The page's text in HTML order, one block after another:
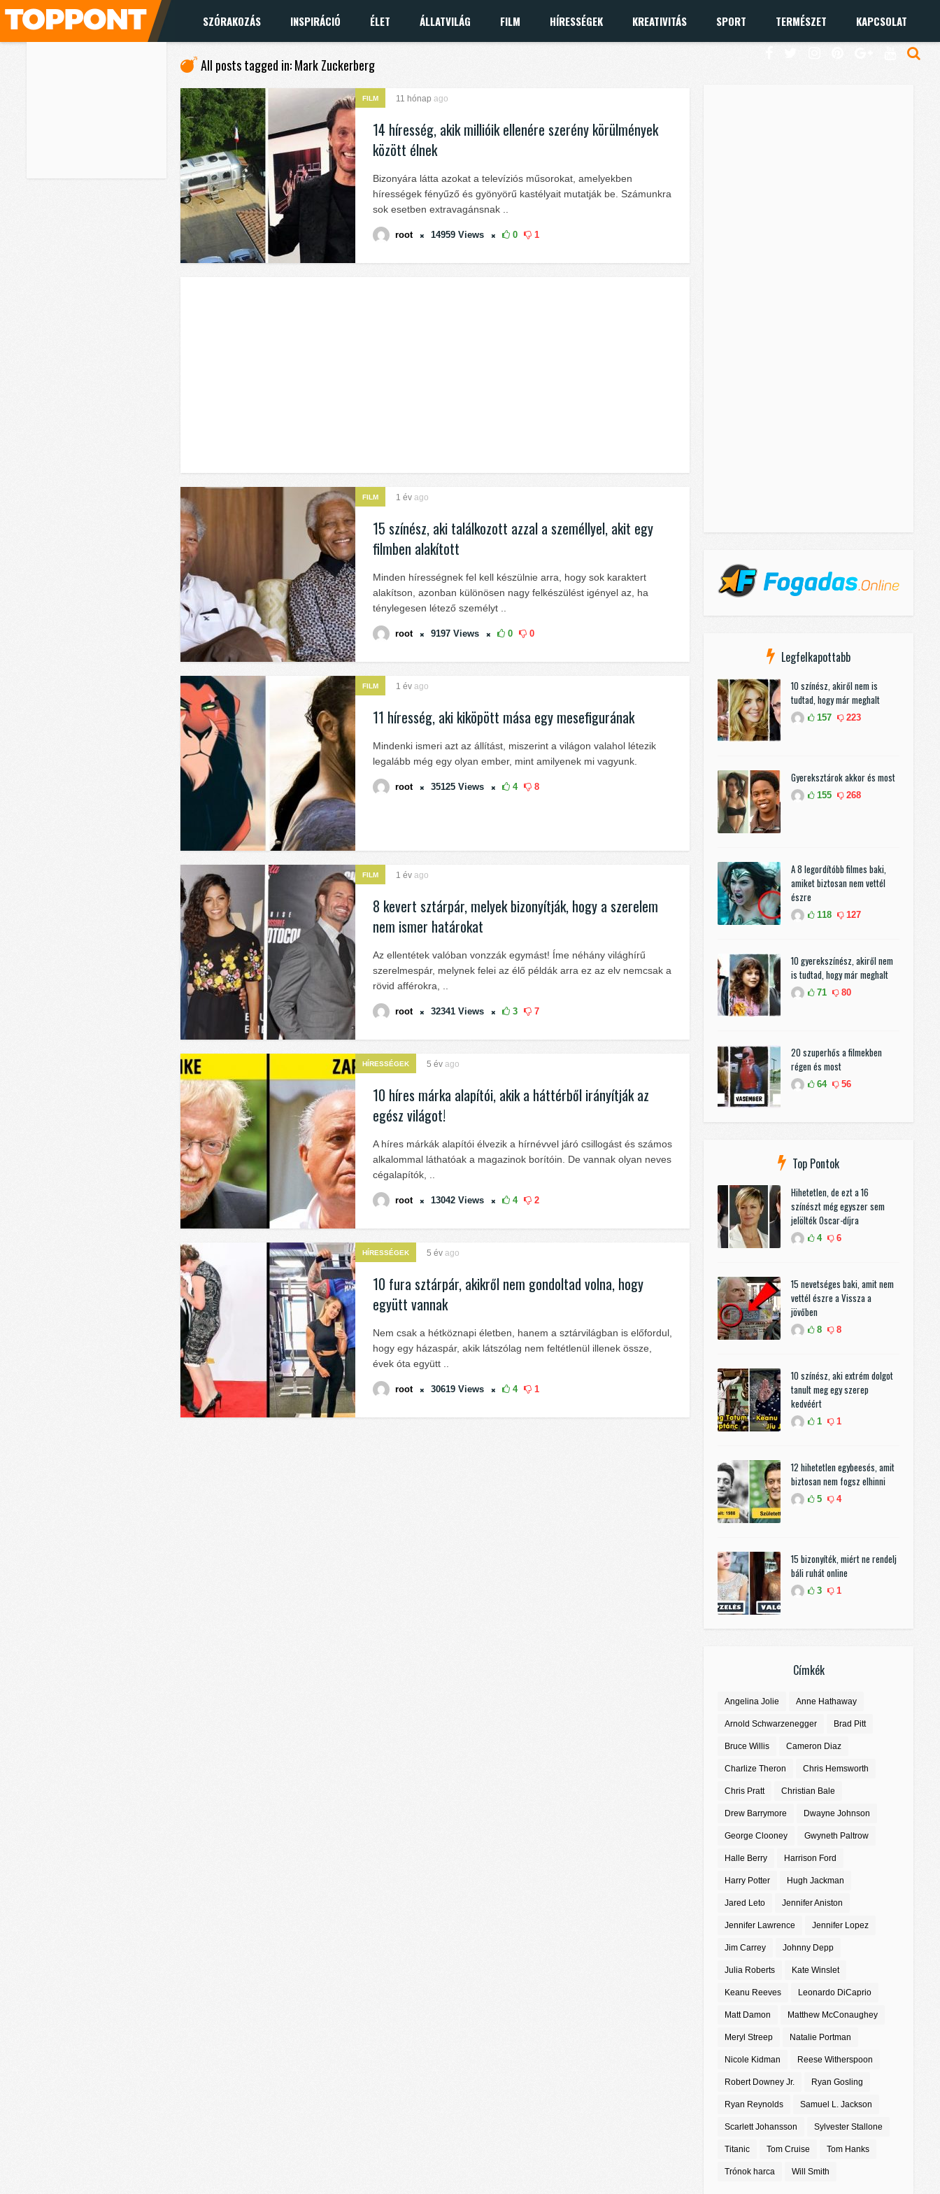
SZÓRAKOZÁS INSPIRÁCIÓ ÉLET ÁLLATVILÁG FILM HÍRESSÉGEK KREATIVITÁS SPORT TERMÉSZET KAPCSOLAT
All posts tagged in: Mark Zuckerberg
FILM 11 hónap ago
14 híresség, akik millióik ellenére szerény körülmények
között élnek
Bizonyára látta azokat a televíziós műsorokat, amelyekben
hírességek fényűző és gyönyörű kastélyait mutatják be. Számunkra
sok esetben extravagánsnak ..
root 14959 Views 0 1
FILM 1 év ago
15 színész, aki találkozott azzal a személlyel, akit egy
filmben alakított
Minden hírességnek fel kell készülnie arra, hogy sok karaktert
alakítson, azonban különösen nagy felkészülést igényel az, ha
ténylegesen létező személyt ..
root 9197 Views 0 0
FILM 1 év ago
11 híresség, aki kiköpött mása egy mesefigurának
Mindenki ismeri azt az állítást, miszerint a világon valahol létezik
legalább még egy olyan ember, mint amilyenek mi vagyunk.
root 35125 Views 4 8
FILM 1 év ago
8 kevert sztárpár, melyek bizonyítják, hogy a szerelem
nem ismer határokat
Az ellentétek valóban vonzzák egymást! Íme néhány világhírű
szerelmespár, melynek felei az élő példák arra ez az elv nemcsak a
rövid afférokra, ..
root 32341 Views 3 7
HÍRESSÉGEK 5 év ago
10 híres márka alapítói, akik a háttérből irányítják az
egész világot!
A híres márkák alapítói élvezik a hírnévvel járó csillogást és számos
alkalommal láthatóak a magazinok borítóin. De vannak olyan neves
cégalapítók, ..
root 13042 Views 4 2
HÍRESSÉGEK 5 év ago
10 fura sztárpár, akikről nem gondoltad volna, hogy
együtt vannak
Nem csak a hétköznapi életben, hanem a sztárvilágban is előfordul,
hogy egy házaspár, akik látszólag nem feltétlenül illenek össze,
évek óta együtt ..
root 30619 Views 4 1
Legfelkapottabb
10 színész, akiről nem is
tudtad, hogy már meghalt
157 223
Gyereksztárok akkor és most
155 268
A 8 legordítóbb filmes baki,
amiket biztosan nem vettél
észre
118 127
10 gyerekszínész, akiről nem
is tudtad, hogy már meghalt
71 80
20 szuperhős a filmekben
régen és most
64 56
Top Pontok
Hihetetlen, de ezt a 16
színészt még egyszer sem
jelölték Oscar-díjra
4 6
15 nevetséges baki, amit nem
vettél észre a Vissza a
jövőben
8 8
10 színész, aki extrém dolgot
tanult meg egy szerep
kedvéért
1 1
12 hihetetlen egybeesés, amit
biztosan nem fogsz elhinni
5 4
15 bizonyíték, miért ne rendelj
báli ruhát online
3 1
Címkék
Angelina Jolie Anne Hathaway
Arnold Schwarzenegger Brad Pitt
Bruce Willis Cameron Diaz
Charlize Theron Chris Hemsworth
Chris Pratt Christian Bale
Drew Barrymore Dwayne Johnson
George Clooney Gwyneth Paltrow
Halle Berry Harrison Ford
Harry Potter Hugh Jackman
Jared Leto Jennifer Aniston
Jennifer Lawrence Jennifer Lopez
Jim Carrey Johnny Depp
Julia Roberts Kate Winslet
Keanu Reeves Leonardo DiCaprio
Matt Damon Matthew McConaughey
Meryl Streep Natalie Portman
Nicole Kidman Reese Witherspoon
Robert Downey Jr. Ryan Gosling
Ryan Reynolds Samuel L. Jackson
Scarlett Johansson Sylvester Stallone
Titanic Tom Cruise Tom Hanks
Trónok harca Will Smith